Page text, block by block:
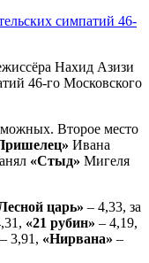
Нахид Азизи
46-го Московского
Второе место
Ивана
«Стыд» Мигеля
царь» – 4,33, за
«21 рубин» – 4,19,
– 3,91, «Нирвана» –